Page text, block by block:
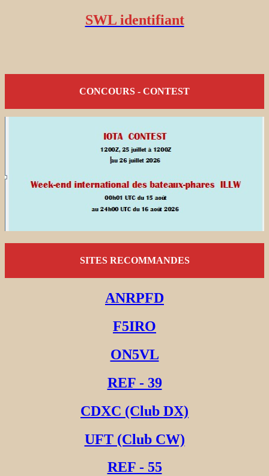
SWL identifiant
CONCOURS - CONTEST
SITES RECOMMANDES
ANRPFD
F5IRO
ON5VL
REF - 39
CDXC (Club DX)
UFT (Club CW)
REF - 55